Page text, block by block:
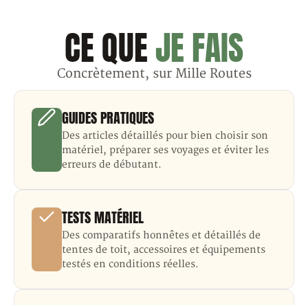
CE QUEJE FAIS
Concrètement, sur Mille Routes
GUIDES PRATIQUES
Des articles détaillés pour bien choisir son
matériel, préparer ses voyages et éviter les
erreurs de débutant.
TESTS MATÉRIEL
Des comparatifs honnêtes et détaillés de
tentes de toit, accessoires et équipements
testés en conditions réelles.